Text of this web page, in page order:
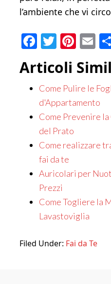
l’ambiente che vi
Facebook
Twitter
Articoli
Come Pulire le
d'Appartamento
Come Prevenire la
del Prato
Come realizzare
fai da te
Auricolari per
Prezzi
Come Togliere la
Lavastoviglia
Filed Under: Fai da Te